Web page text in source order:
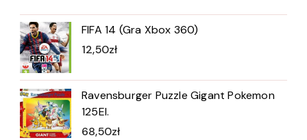
FIFA 14 (Gra Xbox 360)
12,50zł
Ravensburger Puzzle Gigant Pokemon
125El.
68,50zł